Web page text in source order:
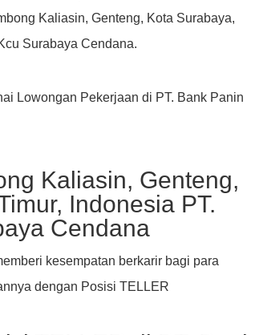
Kaliasin, Genteng, Kota Surabaya,
Surabaya Cendana.
Lowongan Pekerjaan di PT. Bank Panin
Kaliasin, Genteng,
Indonesia PT.
Cendana
kesempatan berkarir bagi para
dengan Posisi TELLER